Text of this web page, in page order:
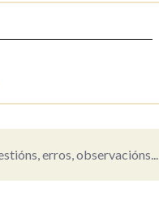
erros, observacións...